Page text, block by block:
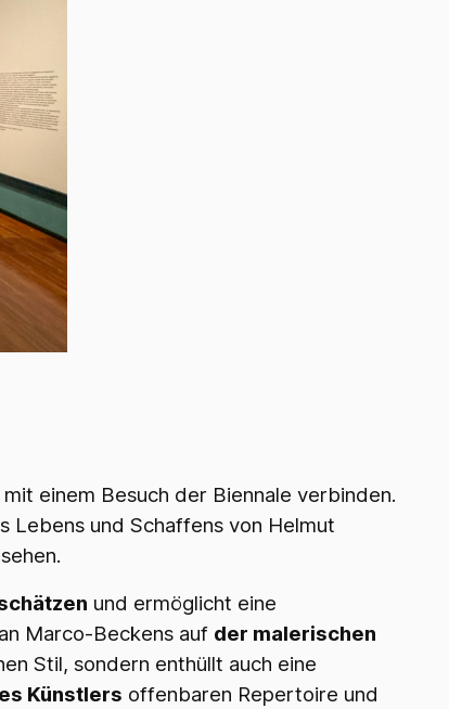
einem Besuch der Biennale verbinden.
Lebens und Schaffens von Helmut
und ermöglicht eine
Marco-Beckens auf der malerischen
Stil, sondern enthüllt auch eine
Künstlers offenbaren Repertoire und